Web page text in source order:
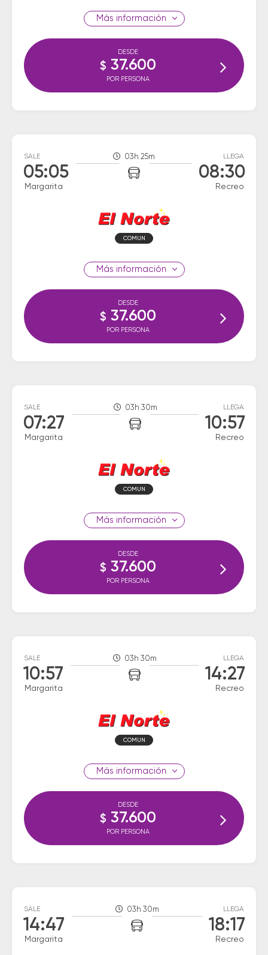
información
DESDE
$ 37.600
POR PERSONA
SALE
05:05
Margarita
03h 25m LLEGA
08:30
Recreo
COMUN
información
DESDE
$ 37.600
POR PERSONA
SALE
07:27
Margarita
03h 30m LLEGA
10:57
Recreo
COMUN
información
DESDE
$ 37.600
POR PERSONA
SALE
10:57
Margarita
03h 30m LLEGA
14:27
Recreo
COMUN
información
DESDE
$ 37.600
POR PERSONA
SALE
14:47
Margarita
03h 30m LLEGA
18:17
Recreo